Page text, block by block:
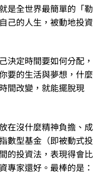
是全世界最簡單的「勒
己的人生，被動地投資
決定時間要如何分配，
要的生活與夢想，什麼
間改變，就能擺脫現
在沒什麼精神負擔、成
數型基金（即被動式投
的投資法，表現得會比
專家還好。最棒的是：